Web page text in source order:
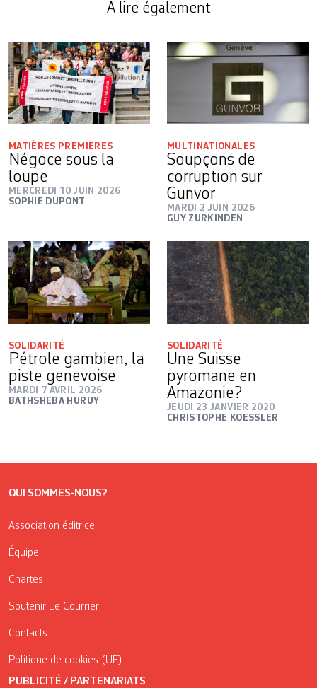
A lire également
MATIÈRES PREMIÈRES
Négoce sous la
loupe
MERCREDI 10 JUIN 2026
SOPHIE DUPONT
MULTINATIONALES
Soupçons de
corruption sur
Gunvor
MARDI 2 JUIN 2026
GUY ZURKINDEN
SOLIDARITÉ
Pétrole gambien, la
piste genevoise
MARDI 7 AVRIL 2026
BATHSHEBA HURUY
SOLIDARITÉ
Une Suisse
pyromane en
Amazonie?
JEUDI 23 JANVIER 2020
CHRISTOPHE KOESSLER
QUI SOMMES-NOUS?
Association éditrice
Équipe
Chartes
Soutenir Le Courrier
Contacts
Politique de cookies (UE)
PUBLICITÉ / PARTENARIATS